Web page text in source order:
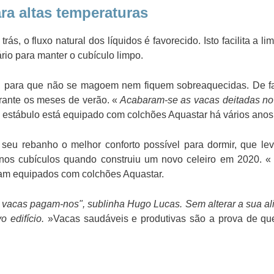
altas temperaturas
o fluxo natural dos líquidos é favorecido. Isto facilita a
para manter o cubículo limpo.
que não se magoem nem fiquem sobreaquecidas. De
os meses de verão. « Acabaram-se as vacas deitadas
está equipado com colchões Aquastar há vários
rebanho o melhor conforto possível para dormir, que
cubículos quando construiu um novo celeiro em 2020.
equipados com colchões Aquastar.
pagam-nos", sublinha Hugo Lucas. Sem alterar a sua
edifício. »Vacas saudáveis e produtivas são a prova de